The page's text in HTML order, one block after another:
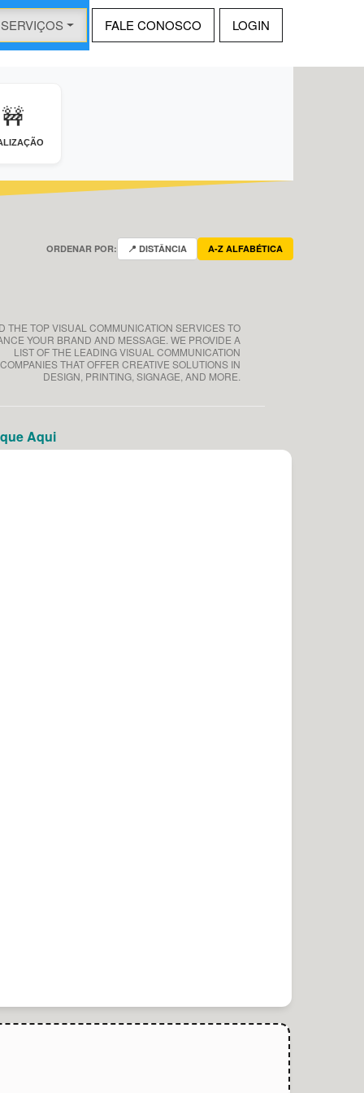
SERVIÇOS FALE CONOSCO LOGIN
🚧
ORDENAR POR: 📍 DISTÂNCIA A-Z ALFABÉTICA
THE TOP VISUAL COMMUNICATION SERVICES TO
YOUR BRAND AND MESSAGE. WE PROVIDE A
LIST OF THE LEADING VISUAL COMMUNICATION
COMPANIES THAT OFFER CREATIVE SOLUTIONS IN
DESIGN, PRINTING, SIGNAGE, AND MORE.
Aqui